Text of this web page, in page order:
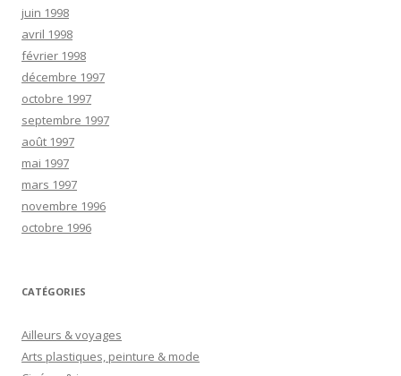
juin 1998
avril 1998
février 1998
décembre 1997
octobre 1997
septembre 1997
août 1997
mai 1997
mars 1997
novembre 1996
octobre 1996
CATÉGORIES
Ailleurs & voyages
Arts plastiques, peinture & mode